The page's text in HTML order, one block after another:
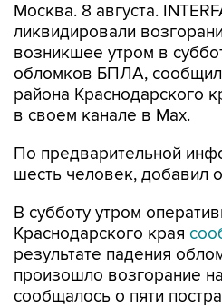
Москва. 8 августа.
ликвидировали
возникшее утром в
обломков БПЛА, сообщил
района Краснодарского
в своем канале в Max.
По предварительной
шесть человек, добавил
В субботу утром
Краснодарского края
результате падения
произошло возгорание
сообщалось о пяти